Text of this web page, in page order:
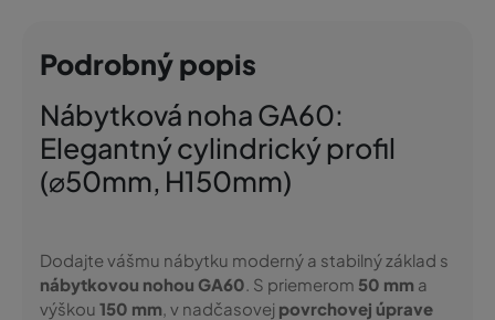
Podrobný popis
Nábytková noha GA60:
Elegantný cylindrický profil
(⌀50mm, H150mm)
Dodajte vášmu nábytku moderný a stabilný základ s
nábytkovou nohou GA60. S priemerom 50 mm a
výškou 150 mm, v nadčasovej povrchovej úprave